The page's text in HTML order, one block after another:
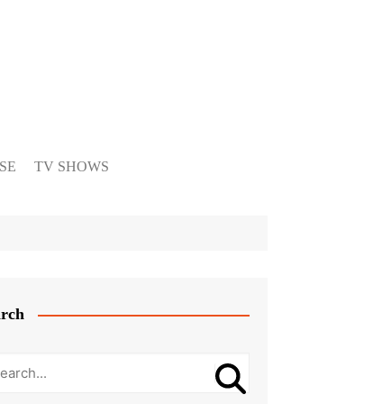
TV SHOWS